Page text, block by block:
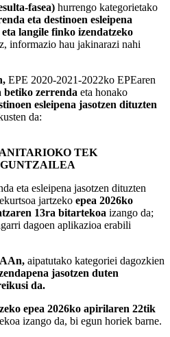
fasea) hurrengo kategorietako
eta destinoen esleipena
langile finko izendatzeko
informazio hau jakinarazi nahi
EPE 2020-2021-2022ko EPEaren
betiko zerrenda eta honako
esleipena jasotzen dituzten
da:
TEK
eta esleipena jasotzen dituzten
jartzeko epea 2026ko
13ra bitartekoa izango da;
dagoen aplikazioa erabili
aipatutako kategoriei dagozkien
jasotzen duten
da.
epea 2026ko apirilaren 22tik
izango da, bi egun horiek barne.